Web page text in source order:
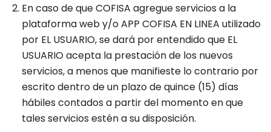
En caso de que COFISA agregue servicios a la
plataforma web y/o APP COFISA EN LINEA utilizado
por EL USUARIO, se dará por entendido que EL
USUARIO acepta la prestación de los nuevos
servicios, a menos que manifieste lo contrario por
escrito dentro de un plazo de quince (15) días
hábiles contados a partir del momento en que
tales servicios estén a su disposición.